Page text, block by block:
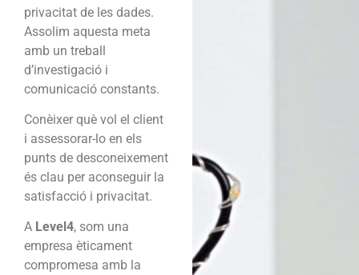
privacitat de les dades.
Assolim aquesta meta
amb un treball
d’investigació i
comunicació constants.
Conèixer què vol el client
i assessorar-lo en els
punts de desconeixement
és clau per aconseguir la
satisfacció i privacitat.
A Level4, som una
empresa èticament
compromesa amb la